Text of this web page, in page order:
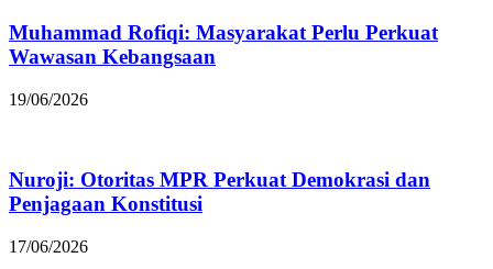
Muhammad Rofiqi: Masyarakat Perlu Perkuat
Wawasan Kebangsaan
19/06/2026
Nuroji: Otoritas MPR Perkuat Demokrasi dan
Penjagaan Konstitusi
17/06/2026